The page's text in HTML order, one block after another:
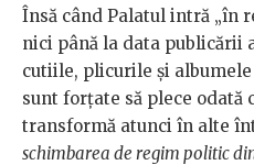
Însă când Palatul intră „în
nici până la data publicării
cutiile, plicurile și
sunt forțate să plece odată
transformă atunci în alte
schimbarea de regim politic